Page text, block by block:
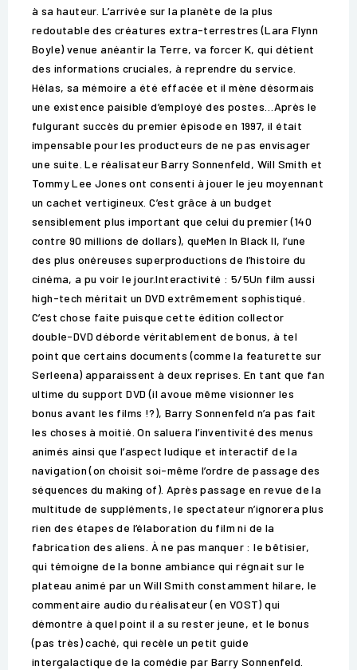
à sa hauteur. L’arrivée sur la planète de la plus
redoutable des créatures extra-terrestres (Lara Flynn
Boyle) venue anéantir la Terre, va forcer K, qui détient
des informations cruciales, à reprendre du service.
Hélas, sa mémoire a été effacée et il mène désormais
une existence paisible d’employé des postes…Après le
fulgurant succès du premier épisode en 1997, il était
impensable pour les producteurs de ne pas envisager
une suite. Le réalisateur Barry Sonnenfeld, Will Smith et
Tommy Lee Jones ont consenti à jouer le jeu moyennant
un cachet vertigineux. C’est grâce à un budget
sensiblement plus important que celui du premier (140
contre 90 millions de dollars), queMen In Black II, l’une
des plus onéreuses superproductions de l’histoire du
cinéma, a pu voir le jour.Interactivité : 5/5Un film aussi
high-tech méritait un DVD extrêmement sophistiqué.
C’est chose faite puisque cette édition collector
double-DVD déborde véritablement de bonus, à tel
point que certains documents (comme la featurette sur
Serleena) apparaissent à deux reprises. En tant que fan
ultime du support DVD (il avoue même visionner les
bonus avant les films !?), Barry Sonnenfeld n’a pas fait
les choses à moitié. On saluera l’inventivité des menus
animés ainsi que l’aspect ludique et interactif de la
navigation (on choisit soi-même l’ordre de passage des
séquences du making of). Après passage en revue de la
multitude de suppléments, le spectateur n’ignorera plus
rien des étapes de l’élaboration du film ni de la
fabrication des aliens. À ne pas manquer : le bêtisier,
qui témoigne de la bonne ambiance qui régnait sur le
plateau animé par un Will Smith constamment hilare, le
commentaire audio du réalisateur (en VOST) qui
démontre à quel point il a su rester jeune, et le bonus
(pas très) caché, qui recèle un petit guide
intergalactique de la comédie par Barry Sonnenfeld.